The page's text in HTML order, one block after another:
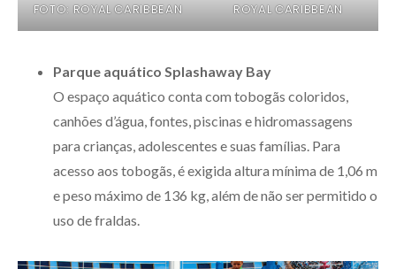
FOTO: ROYAL CARIBBEAN
ROYAL CARIBBEAN
Parque aquático Splashaway Bay
O espaço aquático conta com tobogãs coloridos,
canhões d’água, fontes, piscinas e hidromassagens
para crianças, adolescentes e suas famílias. Para
acesso aos tobogãs, é exigida altura mínima de 1,06 m
e peso máximo de 136 kg, além de não ser permitido o
uso de fraldas.